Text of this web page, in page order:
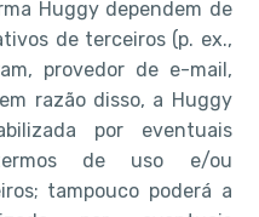
Huggy dependem de
de terceiros (p. ex.,
provedor de e-mail,
razão disso, a Huggy
por eventuais
de uso e/ou
tampouco poderá a